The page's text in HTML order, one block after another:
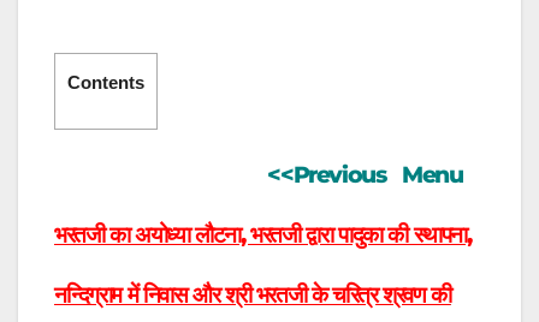
Contents
<<Previous Menu
भरतजी का अयोध्या लौटना, भरतजी द्वारा पादुका की स्थापना,
नन्दिग्राम में निवास और श्री भरतजी के चरित्र श्रवण की